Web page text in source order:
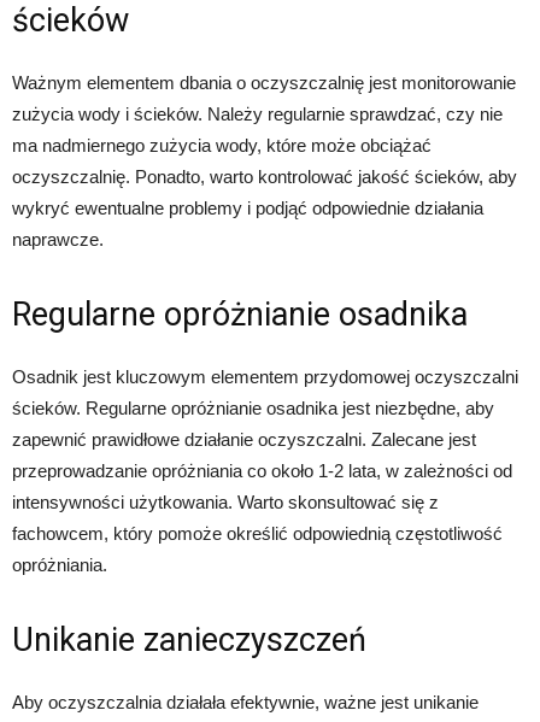
ścieków
Ważnym elementem dbania o oczyszczalnię jest monitorowanie
zużycia wody i ścieków. Należy regularnie sprawdzać, czy nie
ma nadmiernego zużycia wody, które może obciążać
oczyszczalnię. Ponadto, warto kontrolować jakość ścieków, aby
wykryć ewentualne problemy i podjąć odpowiednie działania
naprawcze.
Regularne opróżnianie osadnika
Osadnik jest kluczowym elementem przydomowej oczyszczalni
ścieków. Regularne opróżnianie osadnika jest niezbędne, aby
zapewnić prawidłowe działanie oczyszczalni. Zalecane jest
przeprowadzanie opróżniania co około 1-2 lata, w zależności od
intensywności użytkowania. Warto skonsultować się z
fachowcem, który pomoże określić odpowiednią częstotliwość
opróżniania.
Unikanie zanieczyszczeń
Aby oczyszczalnia działała efektywnie, ważne jest unikanie